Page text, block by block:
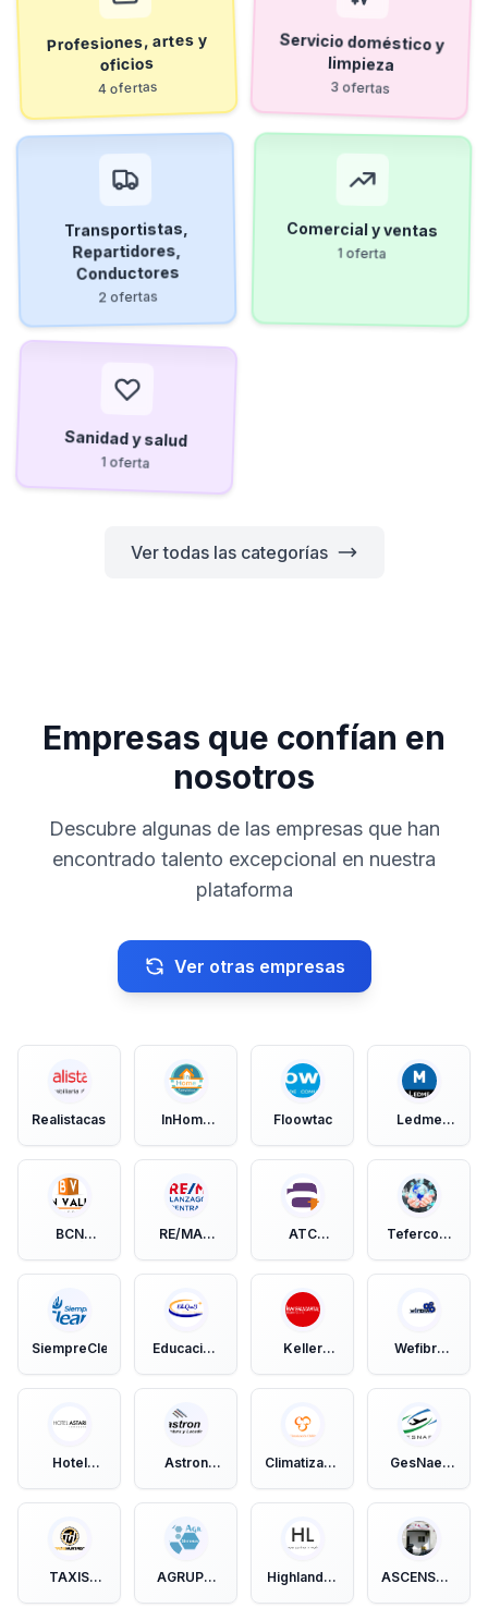
Profesiones, artes y
oficios
4 ofertas
Servicio doméstico y
limpieza
3 ofertas
Transportistas,
Repartidores,
Conductores
2 ofertas
Comercial y ventas
1 oferta
Sanidad y salud
1 oferta
Ver todas las categorías
Empresas que confían en
nosotros
Descubre algunas de las empresas que han
encontrado talento excepcional en nuestra
plataforma
Ver otras empresas
Realistacasa
InHome
Floowtac
Ledme
BCN
RE/MAX
ATC
Tefercom
S.L.U
SiempreClean
Educación
Keller
Wefibra
Hotel
Astron
Climatización
GesNaer
TAXIS
AGRUPO
Highlander
ASCENSORES